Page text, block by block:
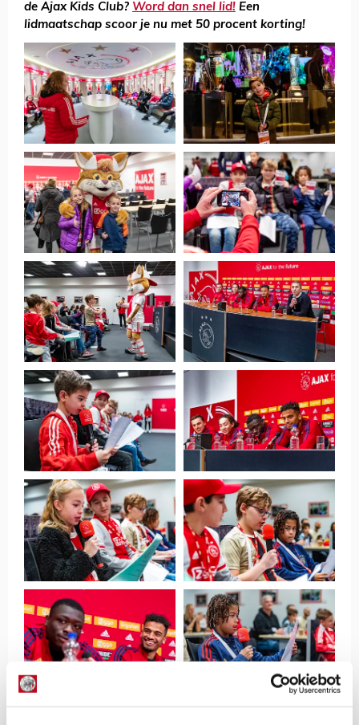
de Ajax Kids Club? Word dan snel lid! Een
lidmaatschap scoor je nu met 50 procent korting!